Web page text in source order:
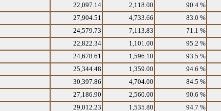
22,097.14 2,118.00 90.4 %
27,904.51 4,733.66 83.0 %
24,579.73 7,113.83 71.1 %
22,822.34 1,101.00 95.2 %
24,678.61 1,596.10 93.5 %
25,344.48 1,359.00 94.6 %
30,397.86 4,704.00 84.5 %
27,186.90 2,560.00 90.6 %
29,012.23 1,535.80 94.7 %